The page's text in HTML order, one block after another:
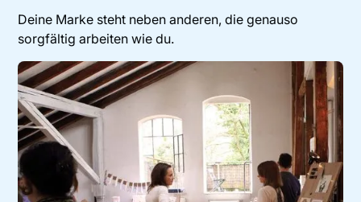
Deine Marke steht neben anderen, die genauso
sorgfältig arbeiten wie du.